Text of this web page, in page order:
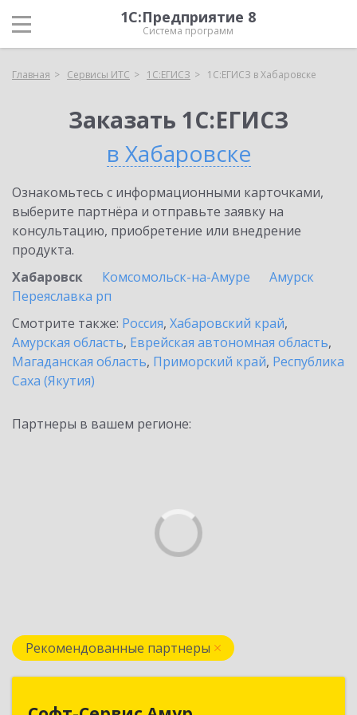
1С:Предприятие 8
Система программ
Главная Сервисы ИТС 1С:ЕГИСЗ 1С:ЕГИСЗ в Хабаровске
Заказать 1С:ЕГИСЗ
в Хабаровске
Ознакомьтесь с информационными карточками,
выберите партнёра и отправьте заявку на
консультацию, приобретение или внедрение
продукта.
Хабаровск
Комсомольск-на-Амуре
Амурск
Переяславка рп
Смотрите также: Россия, Хабаровский край,
Амурская область, Еврейская автономная область,
Магаданская область, Приморский край, Республика
Саха (Якутия)
Партнеры в вашем регионе:
Рекомендованные партнеры